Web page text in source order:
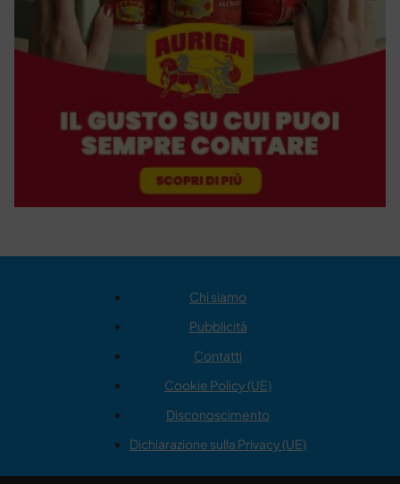
Chi siamo
Pubblicità
Contatti
Cookie Policy (UE)
Disconoscimento
Dichiarazione sulla Privacy (UE)